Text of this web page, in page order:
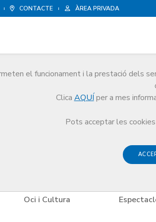
CONTACTE ÀREA PRIVADA
el funcionament i la prestació dels
Clica AQUÍ per a mes
Pots acceptar les
Avantatges i descomptes Espectacles
Oci i Cultura